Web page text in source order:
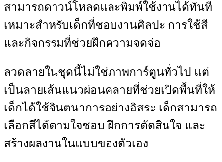
สามารถดาวน์โหลดและพิมพ์ใช้งานได้ทันที
เหมาะสำหรับเด็กที่ชอบงานศิลปะ การใช้สี
และกิจกรรมที่ช่วยฝึกความจดจ่อ
ลวดลายในชุดนี้ไม่ใช่ภาพการ์ตูนทั่วไป แต่
เป็นลายเส้นแนวผ่อนคลายที่ช่วยเปิดพื้นที่ให้
เด็กได้ใช้จินตนาการอย่างอิสระ เด็กสามารถ
เลือกสีได้ตามใจชอบ ฝึกการตัดสินใจ และ
สร้างผลงานในแบบของตัวเอง